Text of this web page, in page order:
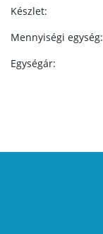
Készlet:
Mennyiségi egység:
Egységár: